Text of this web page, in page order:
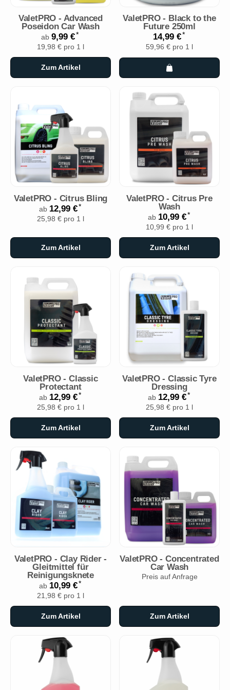
ValetPRO - Advanced
Poseidon Car Wash
ab 9,99 €*
19,98 € pro 1 l
Zum Artikel
ValetPRO - Black to the
Future 250ml
14,99 €*
59,96 € pro 1 l
ValetPRO - Citrus Bling
ab 12,99 €*
25,98 € pro 1 l
Zum Artikel
ValetPRO - Citrus Pre
Wash
ab 10,99 €*
10,99 € pro 1 l
Zum Artikel
ValetPRO - Classic
Protectant
ab 12,99 €*
25,98 € pro 1 l
Zum Artikel
ValetPRO - Classic Tyre
Dressing
ab 12,99 €*
25,98 € pro 1 l
Zum Artikel
ValetPRO - Clay Rider -
Gleitmittel für
Reinigungsknete
ab 10,99 €*
21,98 € pro 1 l
Zum Artikel
ValetPRO - Concentrated
Car Wash
Preis auf Anfrage
Zum Artikel